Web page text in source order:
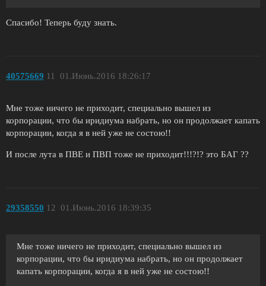
Спасибо! Теперь буду знать.
40575669 01.Июнь.2016 18:26:17
11
Мне тоже ничего не приходит, специально вышел из
корпорации, что бы иридиума набрать, но он продолжает капать
корпорации, когда я в ней уже не состою!!
И после лута в ПВЕ и ПВП тоже не приходит!!!?!? это БАГ ??
29358550 01.Июнь.2016 18:39:35
12
Мне тоже ничего не приходит, специально вышел из
корпорации, что бы иридиума набрать, но он продолжает
капать корпорации, когда я в ней уже не состою!!